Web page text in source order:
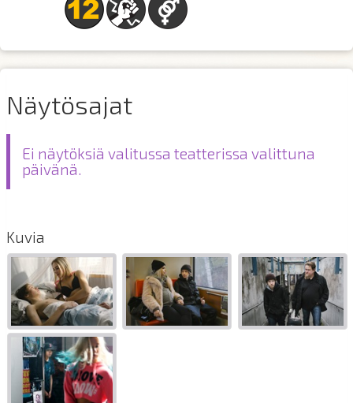
Näytösajat
Ei näytöksiä valitussa teatterissa valittuna
päivänä.
Kuvia